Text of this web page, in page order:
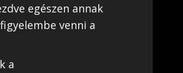
egészen annak
venni a
a